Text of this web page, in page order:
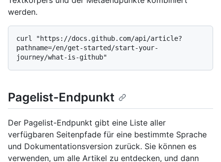
werden.
curl "https://docs.github.com/api/article?
pathname=/en/get-started/start-your-
Pagelist-Endpunkt
Der Pagelist-Endpunkt gibt eine Liste aller
verfügbaren Seitenpfade für eine bestimmte Sprache
und Dokumentationsversion zurück. Sie können es
verwenden, um alle Artikel zu entdecken, und dann